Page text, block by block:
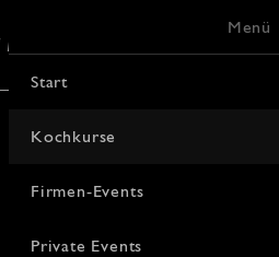
Menü
Start
Kochkurse
Firmen-Events
Private Events